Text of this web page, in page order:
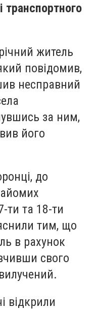
транспортного
житель
повідомив,
несправний
за ним,
його
до
ти та 18-ти
тим, що
в рахунок
свого
відкрили